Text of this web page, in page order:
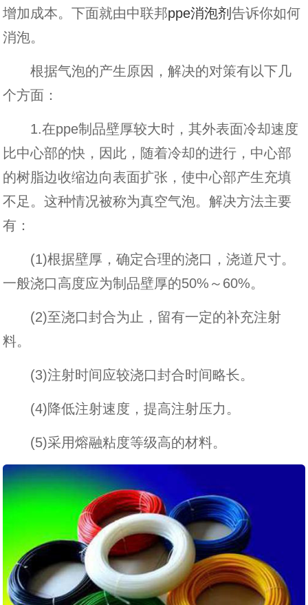
增加成本。下面就由中联邦ppe消泡剂告诉你如何
消泡。
根据气泡的产生原因，解决的对策有以下几
个方面：
1.在ppe制品壁厚较大时，其外表面冷却速度
比中心部的快，因此，随着冷却的进行，中心部
的树脂边收缩边向表面扩张，使中心部产生充填
不足。这种情况被称为真空气泡。解决方法主要
有：
(1)根据壁厚，确定合理的浇口，浇道尺寸。
一般浇口高度应为制品壁厚的50%～60%。
(2)至浇口封合为止，留有一定的补充注射
料。
(3)注射时间应较浇口封合时间略长。
(4)降低注射速度，提高注射压力。
(5)采用熔融粘度等级高的材料。